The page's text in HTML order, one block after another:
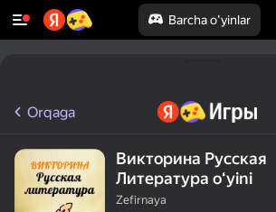
Barcha o'yinlar
Orqaga
Викторина Русская
Литература oʻyini
Zefirnaya